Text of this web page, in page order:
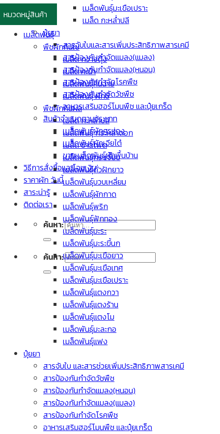
เมล็ดพันธุ์มะเขือเปราะ
เมล็ด กะหล่ำปลี
ปุ๋ยยา
สารจับใบและสารเพิ่มประสิทธิภาพสารเคมี
สารป้องกันกำจัดแมลง(แมลง)
สารป้องกันกำจัดแมลง(หนอน)
สารป้องกันกำจัดโรคพืช
สารป้องกันกำจัดวัชพืช
อาหารเสริมฮอร์โมนพืช และปุ๋ยเกร็ด
สินค้าจำแนกตามประเภท
เมล็ดพันธุ์ผักศรแดง
เมล็ดพันธุ์ผักเจียไต๋
ขายเมล็ดพันธุ์ผักพื้นบ้าน
วิธีการสั่งซื้อและโอนเงิน
ราคาผัก วันนี้
สาระน่ารู้
ติดต่อเรา
ค้นหา:
ค้นหา:
หมวดหมู่สินค้า
เมล็ดพันธุ์
พืชผักกินใบ
เมล็ด กวางตุ้ง
เมล็ด คะน้า
เมล็ดพันธุ์คื่นฉ่าย
เมล็ดพันธุ์ ผักชี
พืชผักกินผล
เมล็ด กะหล่ำปลี
เมล็ดพันธุ์ กระหล่ำดอก
เมล็ด ข้าวโพด
เมล็ดพันธุ์กระเจี๊ยบ
เมล็ดพันธุ์ถั่วฝักยาว
เมล็ดพันธุ์บวบเหลี่ยม
เมล็ดพันธุ์ผักกาด
เมล็ดพันธุ์พริก
เมล็ดพันธุ์ฟักทอง
เมล็ดพันธุ์มะระ
เมล็ดพันธุ์มะระขี้นก
เมล็ดพันธุ์มะเขือยาว
เมล็ดพันธุ์มะเขือเทศ
เมล็ดพันธุ์มะเขือเปราะ
เมล็ดพันธุ์แตงกวา
เมล็ดพันธุ์แตงร้าน
เมล็ดพันธุ์แตงโม
เมล็ดพันธุ์มะละกอ
เมล็ดพันธุ์แฟง
ปุ๋ยยา
สารจับใบ และสารช่วยเพิ่มประสิทธิภาพสารเคมี
สารป้องกันกำจัดวัชพืช
สารป้องกันกำจัดแมลง(หนอน)
สารป้องกันกำจัดแมลง(แมลง)
สารป้องกันกำจัดโรคพืช
อาหารเสริมฮอร์โมนพืช และปุ๋ยเกร็ด